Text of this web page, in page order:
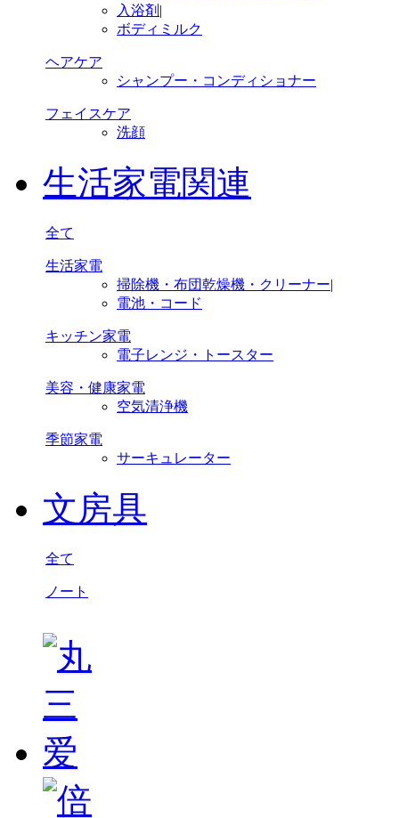
入浴剤 |
ボディミルク
ヘアケア
シャンプー・コンディショナー
フェイスケア
洗顔
生活家電関連
全て
生活家電
掃除機・布団乾燥機・クリーナー|
電池・コード
キッチン家電
電子レンジ・トースター
美容・健康家電
空気清浄機
季節家電
サーキュレーター
文房具
全て
ノート